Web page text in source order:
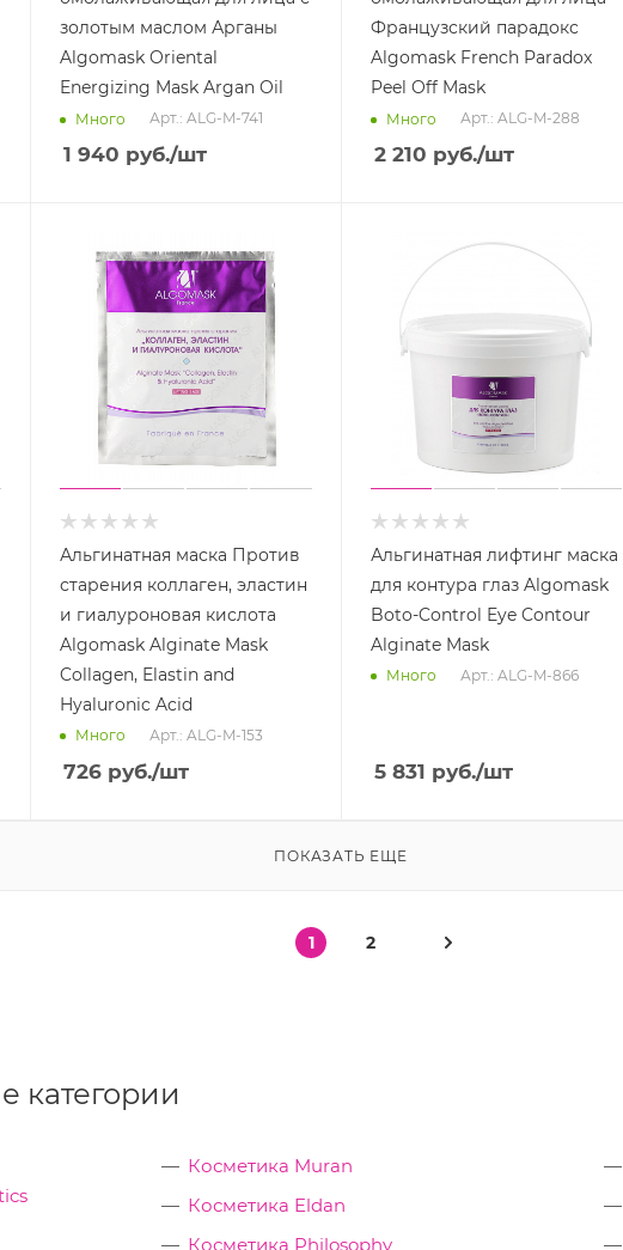
золотым маслом Арганы
Algomask Oriental
Energizing Mask Argan Oil
Много Арт.: ALG-M-741
1 940 руб./шт
Французский парадокс
Algomask French Paradox
Peel Off Mask
Много Арт.: ALG-M-288
2 210 руб./шт
Альгинатная маска Против
старения коллаген, эластин
и гиалуроновая кислота
Algomask Alginate Mask
Collagen, Elastin and
Hyaluronic Acid
Много Арт.: ALG-M-153
726руб./шт
Альгинатная лифтинг маска
для контура глаз Algomask
Boto-Control Eye Contour
Alginate Mask
Много Арт.: ALG-M-866
5 831 руб./шт
ПОКАЗАТЬ ЕЩЕ
1 2
категории
Косметика Muran
Косметика Eldan
Косметика Philosophy